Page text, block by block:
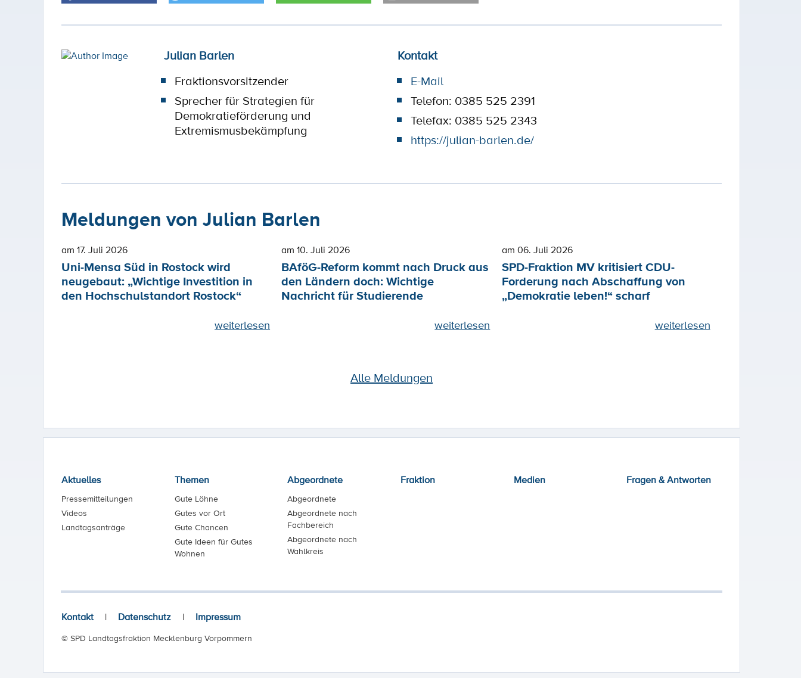
Julian Barlen
Kontakt
Fraktionsvorsitzender
Sprecher für Strategien für
Demokratieförderung und
Extremismusbekämpfung
E-Mail
Telefon: 0385 525 2391
Telefax: 0385 525 2343
https://julian-barlen.de/
Meldungen von Julian Barlen
am 17. Juli 2026
Uni-Mensa Süd in Rostock wird
neugebaut: „Wichtige Investition in
den Hochschulstandort Rostock“
weiterlesen
am 10. Juli 2026
BAföG-Reform kommt nach Druck aus
den Ländern doch: Wichtige
Nachricht für Studierende
weiterlesen
am 06. Juli 2026
SPD-Fraktion MV kritisiert CDU-
Forderung nach Abschaffung von
„Demokratie leben!“ scharf
weiterlesen
Alle Meldungen
Aktuelles
Pressemitteilungen
Videos
Landtagsanträge
Themen
Gute Löhne
Gutes vor Ort
Gute Chancen
Gute Ideen für Gutes
Wohnen
Abgeordnete
Abgeordnete
Abgeordnete nach
Fachbereich
Abgeordnete nach
Wahlkreis
Fraktion Medien Fragen & Antworten
Kontakt | Datenschutz | Impressum
© SPD Landtagsfraktion Mecklenburg Vorpommern